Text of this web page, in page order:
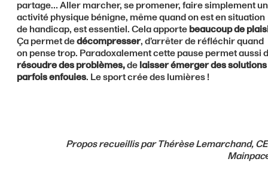
partage… Aller marcher, se promener, faire simplement
activité physique bénigne, même quand on est en situation
de handicap, est essentiel. Cela apportebeaucoup de
Ça permet dedécompresser, d’arrêter de réfléchir quand
on pense trop. Paradoxalement cette pause permet aussi
résoudre des problèmes,delaisser émerger des solutions
parfois enfouies. Le sport crée des lumières !
Propos recueillis par Thérèse Lemarchand,
Mainpac